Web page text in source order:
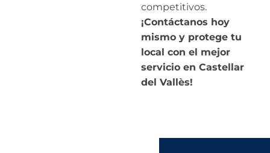
competitivos.
¡Contáctanos hoy
mismo y protege tu
local con el mejor
servicio en Castellar
del Vallès!